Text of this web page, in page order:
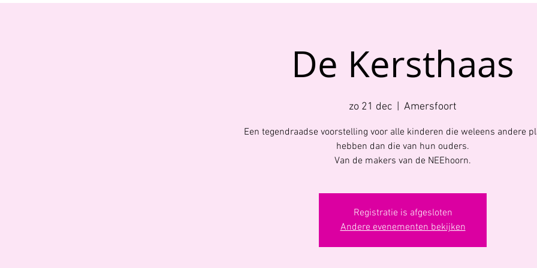
De Kersthaas
zo 21 dec Amersfoort
Een tegendraadse voorstelling voor alle kinderen die weleens andere
hebben dan die van hun ouders.
Van de makers van de NEEhoorn.
Registratie is afgesloten
Andere evenementen bekijken